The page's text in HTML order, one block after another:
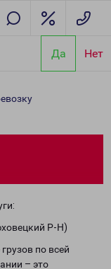
Да Нет
Р-Н)
по всей
– это